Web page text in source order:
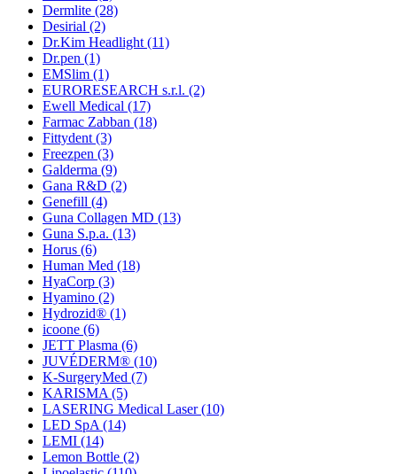
Dermlite (28)
Desirial (2)
Dr.Kim Headlight (11)
Dr.pen (1)
EMSlim (1)
EURORESEARCH s.r.l. (2)
Ewell Medical (17)
Farmac Zabban (18)
Fittydent (3)
Freezpen (3)
Galderma (9)
Gana R&D (2)
Genefill (4)
Guna Collagen MD (13)
Guna S.p.a. (13)
Horus (6)
Human Med (18)
HyaCorp (3)
Hyamino (2)
Hydrozid® (1)
icoone (6)
JETT Plasma (6)
JUVÉDERM® (10)
K-SurgeryMed (7)
KARISMA (5)
LASERING Medical Laser(10)
LED SpA (14)
LEMI (14)
Lemon Bottle (2)